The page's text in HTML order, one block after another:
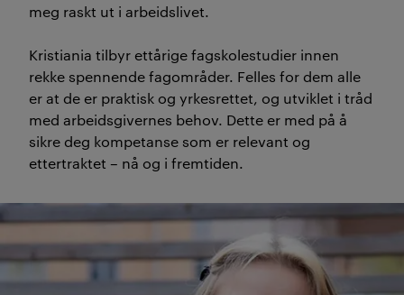
meg raskt ut i arbeidslivet.
Kristiania tilbyr ettårige fagskolestudier innen
rekke spennende fagområder. Felles for dem alle
er at de er praktisk og yrkesrettet, og utviklet i tråd
med arbeidsgivernes behov. Dette er med på å
sikre deg kompetanse som er relevant og
ettertraktet – nå og i fremtiden.